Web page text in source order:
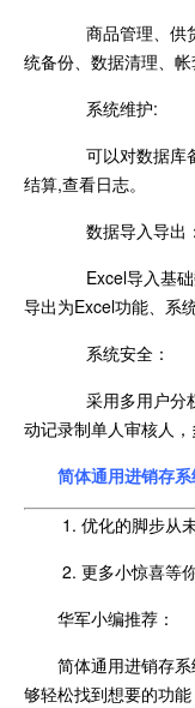
商品管理、供
统备份、数据清理、帐
系统维护:
可以对数据库
结算,查看日志。
数据导入导出：
Excel导入基础
导出为Excel功能、系
系统安全：
采用多用户分
动记录制单人审核人
简体通用进销存系
1. 优化的脚步从
2. 更多小惊喜等
华军小编推荐：
简体通用进销存
够轻松找到想要的功